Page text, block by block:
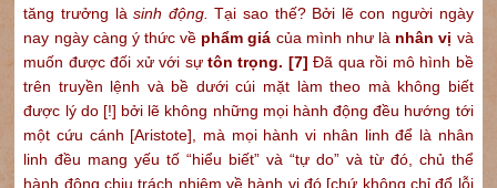
tăng trưởng làsinh động. Tại sao thế? Bởi lẽ con người ngày
nay ngày càng ý thức về phẩm giá của mình như là nhân vị và
muốn được đối xử với sựtôn trọng. [7] Đã qua rồi mô hình bề
trên truyền lệnh và bề dưới cúi mặt làm theo mà không biết
được lý do [!] bởi lẽ không những mọi hành động đều hướng tới
một cứu cánh [Aristote], mà mọi hành vi nhân linh để là nhân
linh đều mang yếu tố “hiểu biết” và “tự do” và từ đó, chủ thể
hành động chịu trách nhiệm về hành vi đó [chứ không chỉ đổ lỗi